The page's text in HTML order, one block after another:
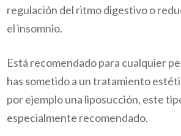
regulación del ritmo digestivo o
el insomnio.
Está recomendado para cualquier
has sometido a un tratamiento
por ejemplo una liposucción, este
especialmente recomendado.